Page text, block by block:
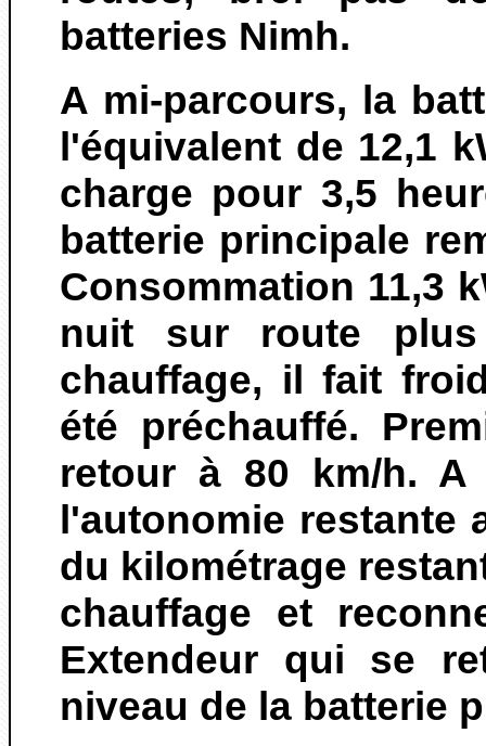
batteries Nimh.
A mi-parcours, la
l'équivalent de 12,1
charge pour 3,5
batterie principale
Consommation 11,3
nuit sur route
chauffage, il fait
été préchauffé.
retour à 80 km/h. A
l'autonomie restante
du kilométrage
chauffage et
Extendeur qui se
niveau de la batterie